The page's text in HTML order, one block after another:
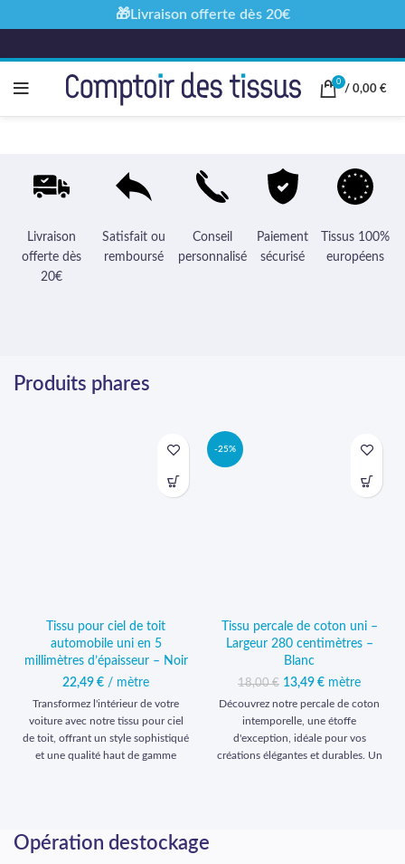
0
/ 0,00 €
Livraison
offerte dès
20€
Satisfait ou
remboursé
Conseil
personnalisé
Paiement
sécurisé
Tissus 100%
européens
Produits phares
Tissu pour ciel de toit
automobile uni en 5
millimètres d’épaisseur – Noir
22,49 € / mètre
Transformez l'intérieur de votre
voiture avec notre tissu pour ciel
de toit, offrant un style sophistiqué
et une qualité haut de gamme
-25%
Tissu percale de coton uni –
Largeur 280 centimètres –
Blanc
18,00€ Le prix initial était :
18,00 €.
13,49 €
Le prix
actuel est :
13,49 €.
mètre
Découvrez notre percale de coton
intemporelle, une étoffe
d'exception, idéale pour vos
créations élégantes et durables. Un
Opération destockage
🎁Livraison offerte dès 20€